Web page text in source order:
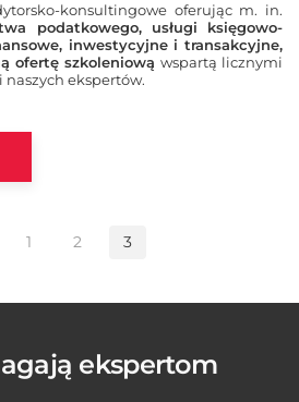
konsultingowe oferując m. in.
podatkowego, usługi księgowo-
inwestycyjne i transakcyjne,
ofertę szkoleniową wspartą licznymi
ekspertów.
1 2 3
ekspertom